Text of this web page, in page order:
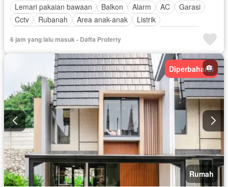
Lemari pakaian bawaan
Balkon Alarm AC
Garasi
Cctv
Rubanah Area anak-anak
Listrik
Dapur lengkap
Perapian Fully fenced
Gym Rumah jaga Panggang
Hot water
Dapur terpadu
Interkom Internet
Gas alam
Pay TV access
Pemandangan panorama
Outdoor entertaining area
Ruang kantor
Keamanan
Secure parking
Telephone Kolam renang Spa
Wifi
Tangki air
Air Kabel video Televisi
Keamanan 24 jam
Teras
Halaman Tanpa perabotan
6 jam yang lalu masuk - Daffa Proferty
Diperbaharui
Rumah